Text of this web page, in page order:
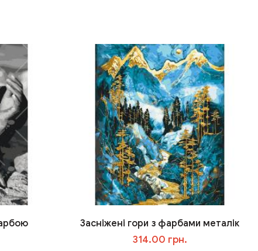
Засніжені гори з фарбами металік
314.00 грн.